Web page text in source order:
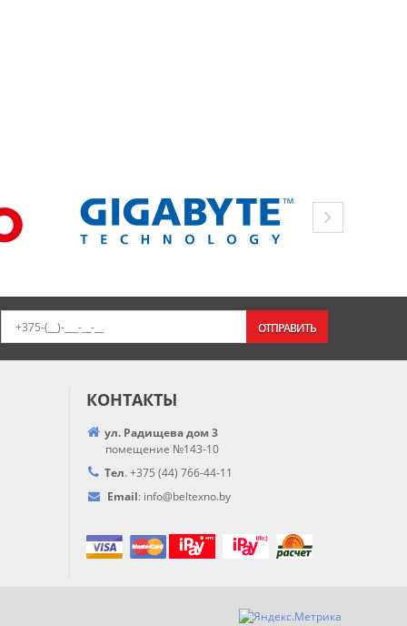
ОТПРАВИТЬ
КОНТАКТЫ
ул. Радищева дом 3
помещение №143-10
Тел. +375 (44) 766-44-11
Email: info@beltexno.by